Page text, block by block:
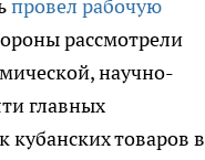
провел рабочую
рассмотрели
научно-
главных
товаров в